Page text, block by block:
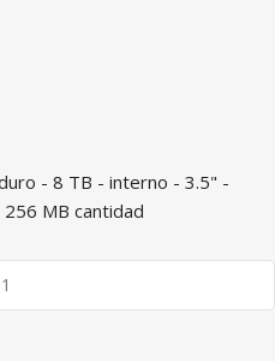
- 8 TB - interno - 3.5" -
MB cantidad